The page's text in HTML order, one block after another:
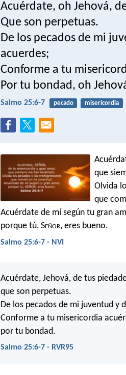
Acuérdate, oh Jehová,
Que son perpetuas.
De los pecados de mi
acuerdes;
Conforme a tu
Por tu bondad, oh
Salmo 25:6-7 pecado misericordia
que
Olvida
que
Acuérdate de mí según tu gran
porque tú, Señor, eres bueno.
Salmo 25:6-7 - NVI
Acuérdate, Jehová, de tus
que son perpetuas.
De los pecados de mi juventud y
Conforme a tu misericordia
por tu bondad.
Salmo 25:6-7 - RVR95